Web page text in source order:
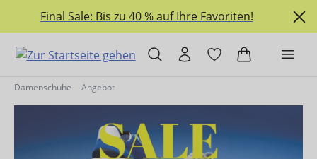
springen
Final Sale: Bis zu 40 % auf Ihre Favoriten!
Damenschuhe Angebot